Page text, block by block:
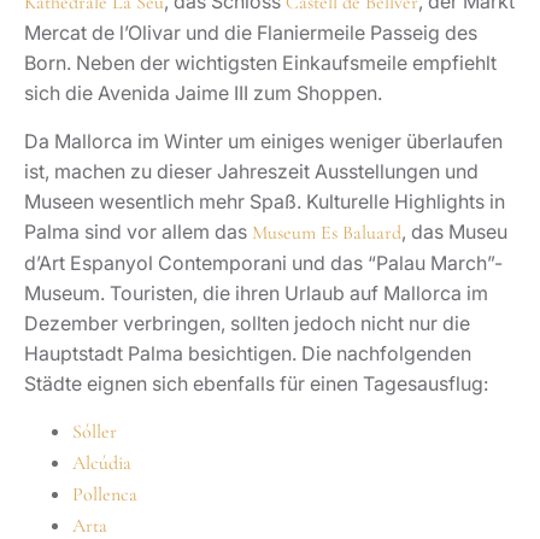
Mercat de l’Olivar und die Flaniermeile Passeig des
Born. Neben der wichtigsten Einkaufsmeile empfiehlt
sich die Avenida Jaime III zum Shoppen.
Da Mallorca im Winter um einiges weniger überlaufen
ist, machen zu dieser Jahreszeit Ausstellungen und
Museen wesentlich mehr Spaß. Kulturelle Highlights in
Palma sind vor allem das Museum Es Baluard, das Museu
d’Art Espanyol Contemporani und das “Palau March”-
Museum. Touristen, die ihren Urlaub auf Mallorca im
Dezember verbringen, sollten jedoch nicht nur die
Hauptstadt Palma besichtigen. Die nachfolgenden
Städte eignen sich ebenfalls für einen Tagesausflug:
Sóller
Alcúdia
Pollenca
Arta